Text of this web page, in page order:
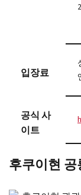
입장료
공식 사
이트
후쿠이현